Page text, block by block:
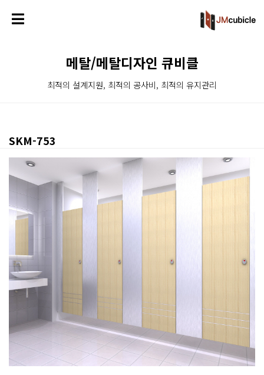
메탈/메탈디자인 큐비클
최적의 설계지원, 최적의 공사비, 최적의 유지관리
SKM-753